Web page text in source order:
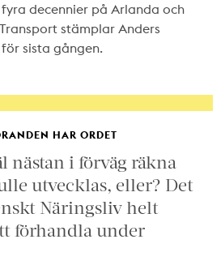
decennier på Arlanda och
stämplar Anders
för sista gången.
HAR ORDET
nästan i förväg räkna
utvecklas, eller? Det
Näringsliv helt
förhandla under